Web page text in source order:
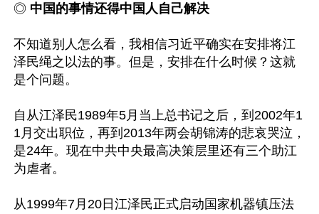
◎ 中国的事情还得中国人自己解决
不知道别人怎么看，我相信习近平确实在安排将江
泽民绳之以法的事。但是，安排在什么时候？这就
是个问题。
自从江泽民1989年5月当上总书记之后，到2002年1
1月交出职位，再到2013年两会胡锦涛的悲哀哭泣，
是24年。现在中共中央最高决策层里还有三个助江
为虐者。
从1999年7月20日江泽民正式启动国家机器镇压法